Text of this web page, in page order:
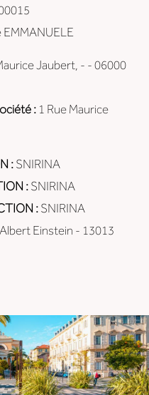
Jaubert, - - 06000
:1 Rue Maurice
:SNIRINA
:SNIRINA
:SNIRINA
Einstein - 13013